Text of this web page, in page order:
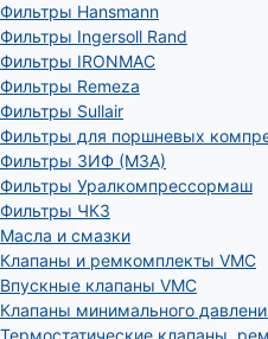
Фильтры Hansmann
Фильтры Ingersoll Rand
Фильтры IRONMAC
Фильтры Remeza
Фильтры Sullair
Фильтры для поршневых
Фильтры ЗИФ (МЗА)
Фильтры Уралкомпрессормаш
Фильтры ЧКЗ
Масла и смазки
Клапаны и ремкомплекты VMC
Впускные клапаны VMC
Клапаны минимального
Термостатические клапаны,